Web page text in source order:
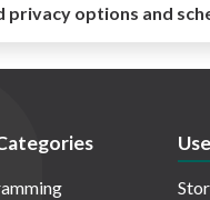
privacy options and